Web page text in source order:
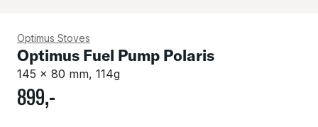
Optimus Stoves
Optimus Fuel Pump Polaris
145 x 80 mm, 114g
899,-